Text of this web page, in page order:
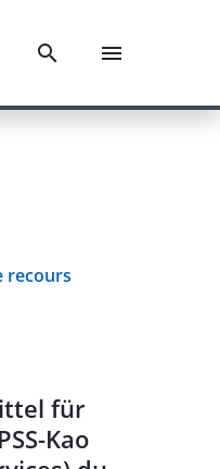
recours
für
Kao